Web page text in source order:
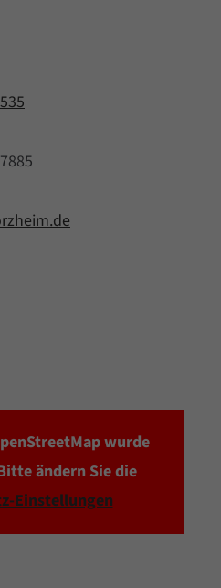
wurde
ändern Sie die
Einstellungen